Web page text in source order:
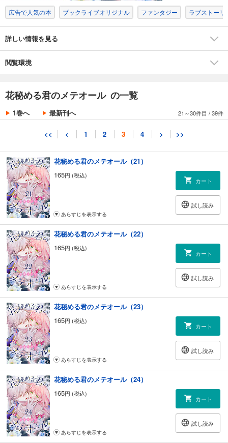
広告で人気の本 ブックライブオリジナル ファンタジー ラブストーリ
詳しい情報を見る
閲覧環境
花秘める君のメテオール の一覧
1巻へ 最新刊へ 21～30件目 /39件
<< < 1 2 3 4 > >>
花秘める君のメテオール（19）
165円 (税込)
カート
試し読み
165
円 (税込)
花秘める君のメテオール（21）
165円 (税込)
カート
試し読み
あらすじを表示する
花秘める君のメテオール（22）
165円 (税込)
カート
試し読み
あらすじを表示する
花秘める君のメテオール（23）
165円 (税込)
カート
試し読み
あらすじを表示する
花秘める君のメテオール（24）
165円 (税込)
カート
試し読み
あらすじを表示する